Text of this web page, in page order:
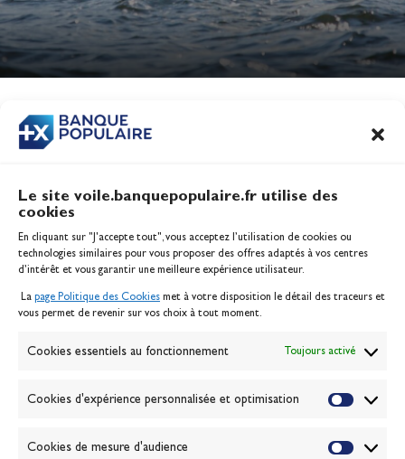
Le site voile.banquepopulaire.fr utilise des
cookies
En cliquant sur "J'accepte tout", vous acceptez l’utilisation de cookies ou
technologies similaires pour vous proposer des offres adaptés à vos centres
d’intérêt et vous garantir une meilleure expérience utilisateur.
La page Politique des Cookies met à votre disposition le détail des traceurs et
vous permet de revenir sur vos choix à tout moment.
Cookies essentiels au fonctionnement Toujours activé
Cookies d'expérience personnalisée et optimisation
Cookies de mesure d'audience
CONTENU
Lauriane Nolot en or à Long
Beach, sur le plan d'eau des
Jeux Olympiques 2028
Inscription serveur média
Contact
Politique des cookies
Banque de la voile
Passion Voile TV